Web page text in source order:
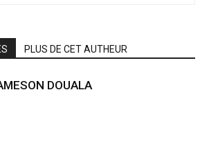
PLUS DE CET AUTHEUR
DOUALA